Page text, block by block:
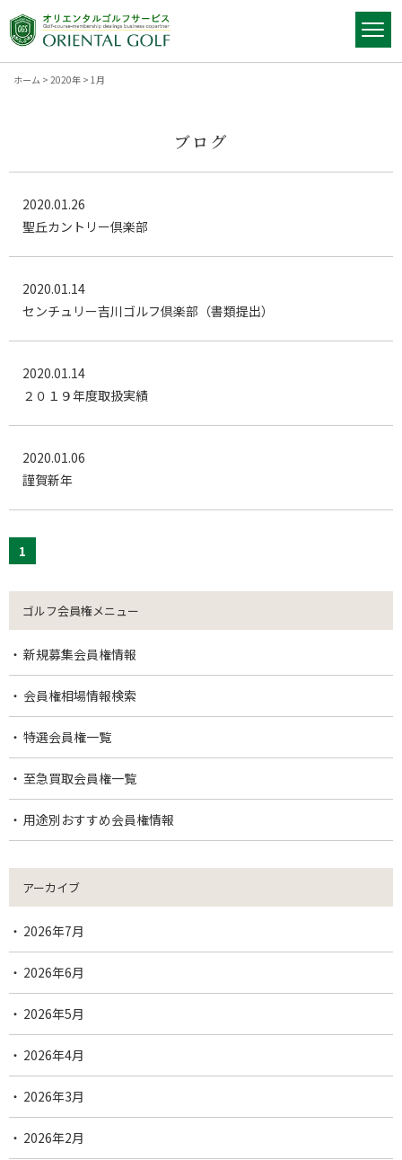
ホーム > 2020年 > 1月
ブログ
2020.01.26
聖丘カントリー倶楽部
2020.01.14
センチュリー吉川ゴルフ倶楽部（書類提出）
2020.01.14
２０１９年度取扱実績
2020.01.06
謹賀新年
1
ゴルフ会員権メニュー
新規募集会員権情報
会員権相場情報検索
特選会員権一覧
至急買取会員権一覧
用途別おすすめ会員権情報
アーカイブ
2026年7月
2026年6月
2026年5月
2026年4月
2026年3月
2026年2月